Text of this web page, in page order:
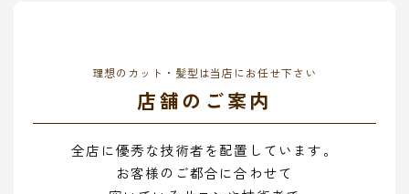
理想のカット・髪型は当店にお任せ下さい
店舗のご案内
全店に優秀な技術者を配置しています。
お客様のご都合に合わせて